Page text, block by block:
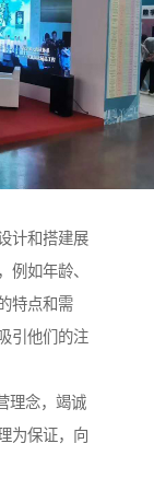
计和搭建展
例如年龄、
特点和需
引他们的注
理念，竭诚
为保证，向